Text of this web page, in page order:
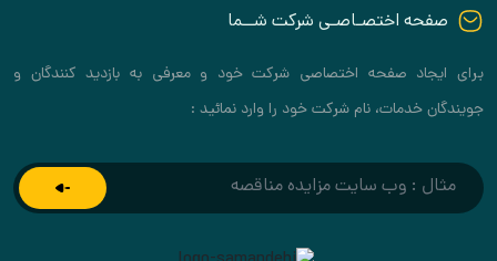
صفحه اختصـاصـی شرکت شــما
برای ایجاد صفحه اختصاصی شرکت خود و معرفی به بازدید کنندگان و
جویندگان خدمات، نام شرکت خود را وارد نمائید :